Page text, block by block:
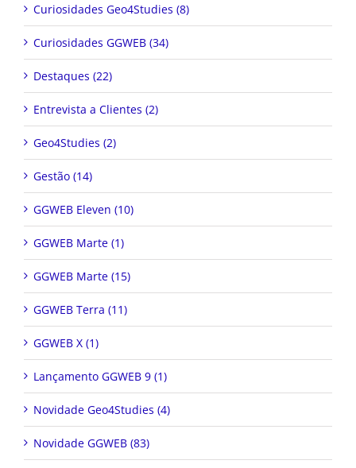
Curiosidades Geo4Studies (8)
Curiosidades GGWEB (34)
Destaques (22)
Entrevista a Clientes (2)
Geo4Studies (2)
Gestão (14)
GGWEB Eleven (10)
GGWEB Marte (1)
GGWEB Marte (15)
GGWEB Terra (11)
GGWEB X (1)
Lançamento GGWEB 9 (1)
Novidade Geo4Studies (4)
Novidade GGWEB (83)